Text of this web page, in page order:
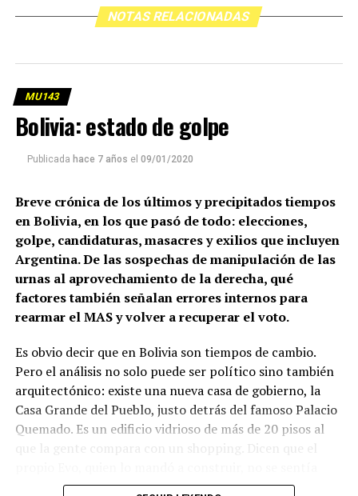
NOTAS RELACIONADAS
MU143
Bolivia: estado de golpe
Publicada hace 7 años el 09/01/2020
Breve crónica de los últimos y precipitados tiempos
en Bolivia, en los que pasó de todo: elecciones,
golpe, candidaturas, masacres y exilios que incluyen
Argentina. De las sospechas de manipulación de las
urnas al aprovechamiento de la derecha, qué
factores también señalan errores internos para
rearmar el MAS y volver a recuperar el voto.
Es obvio decir que en Bolivia son tiempos de cambio.
Pero el análisis no solo puede ser político sino también
arquitectónico: existe una nueva casa de gobierno, la
Casa Grande del Pueblo, justo detrás del famoso Palacio
Quemado. Es un edificio vidrioso de más de 20 pisos al
que la gente compara con un shopping. Dicen que el
cómodo en la moderna construcción, y el último tiempo